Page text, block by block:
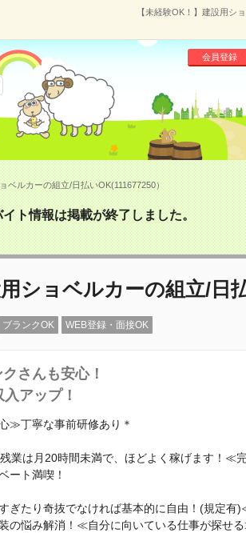
【未経験OK！】建設用シ
会員登録
ベルカーの組立/日払いOK(111677250）
ト情報は掲載が終了しました。
用ショベルカーの組立/日
ブランクOK WEB登録・面接OK
さんも安心！
アップ！
≫丁寧な事前研修あり＊
業は月20時間未満で、ほどよく稼げます！≪
ート満喫！
たり奇抜でなければ基本的に自由！(規定有
の悩み解消！≪自分に向いている仕事が探せ